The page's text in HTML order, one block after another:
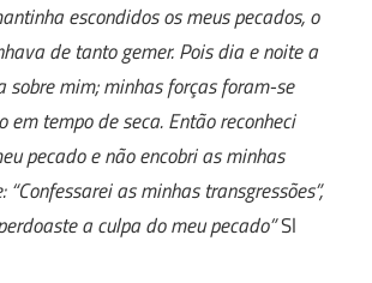
escondidos os meus pecados, o
de tanto gemer. Pois dia e noite a
sobre mim; minhas forças foram-se
em tempo de seca. Então reconheci
pecado e não encobri as minhas
“Confessarei as minhas transgressões”,
a culpa do meu pecado”Sl